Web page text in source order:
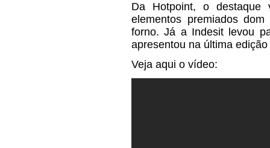
Da Hotpoint, o
elementos premiados
forno. Já a Indesit levou
apresentou na última edição
Veja aqui o vídeo: